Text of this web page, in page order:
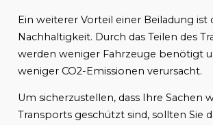
Ein weiterer Vorteil einer Beiladung ist
Nachhaltigkeit. Durch das Teilen des
werden weniger Fahrzeuge benötigt
weniger CO2-Emissionen verursacht.
Um sicherzustellen, dass Ihre Sachen
Transports geschützt sind, sollten Sie